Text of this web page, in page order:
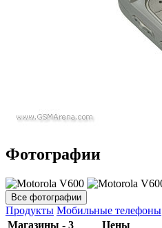
Фотографии
Все фотографии
Продукты Мобильные телефоны
Магазины - 3
Цены